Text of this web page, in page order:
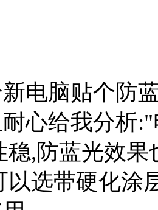
新电脑贴个防
心给我分析
稳,防蓝光效
以选带硬化涂